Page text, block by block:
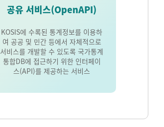
공유 서비스(OpenAPI)
KOSIS에 수록된 통계정보를 이용하
여 공공 및 민간 등에서 자체적으로
서비스를 개발할 수 있도록 국가통계
통합DB에 접근하기 위한 인터페이
스(API)를 제공하는 서비스